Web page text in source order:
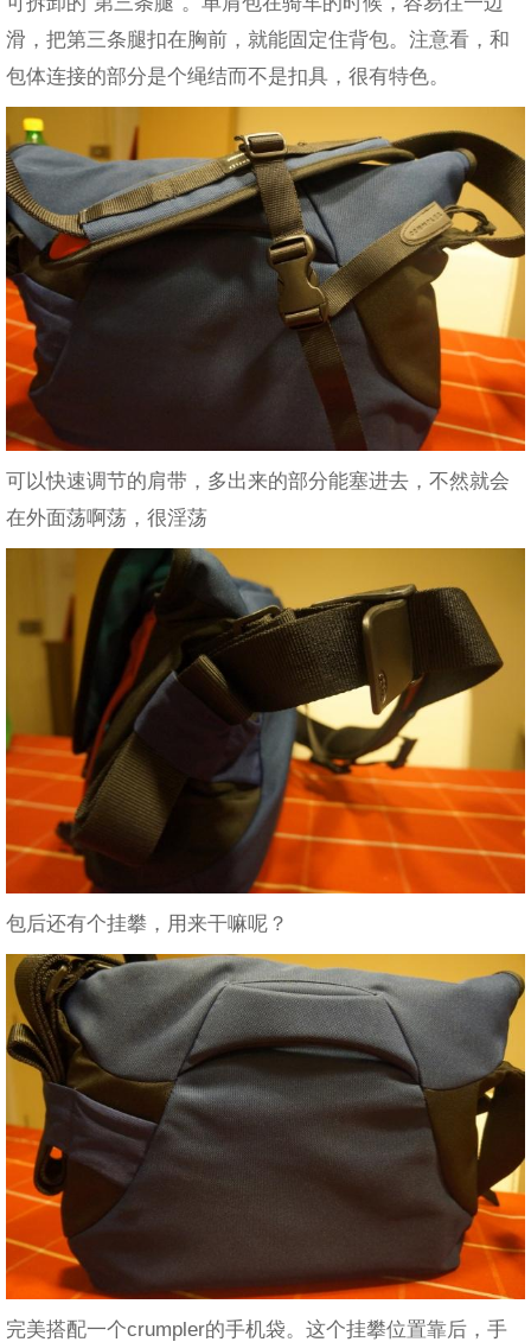
滑，把第三条腿扣在胸前，就能固定住背包。注意看，和
包体连接的部分是个绳结而不是扣具，很有特色。
可以快速调节的肩带，多出来的部分能塞进去，不然就会
在外面荡啊荡，很淫荡
包后还有个挂攀，用来干嘛呢？
完美搭配一个crumpler的手机袋。这个挂攀位置靠后，手